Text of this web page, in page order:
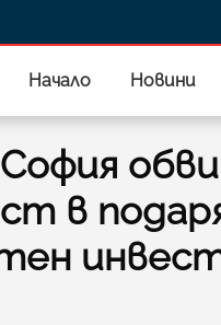
Начало Новини
в